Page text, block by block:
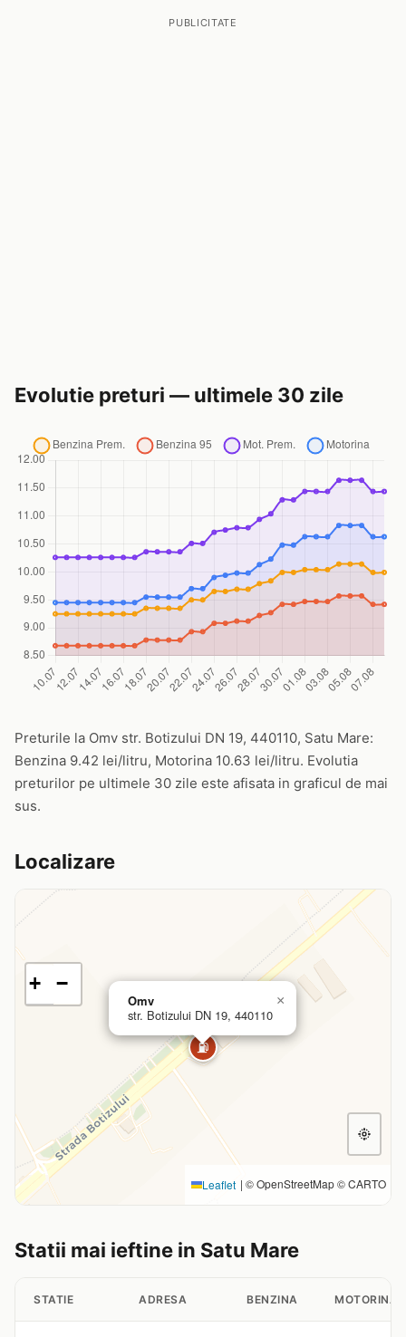
PUBLICITATE
Evolutie preturi — ultimele 30 zile
Preturile la Omv str. Botizului DN 19, 440110, Satu Mare:
Benzina 9.42 lei/litru, Motorina 10.63 lei/litru. Evolutia
preturilor pe ultimele 30 zile este afisata in graficul de mai
sus.
Localizare
⛽
Omv
str. Botizului DN 19, 440110
×
+ −
Leaflet | © OpenStreetMap © CARTO
Statii mai ieftine in Satu Mare
STATIE ADRESA BENZINA MOTORINA